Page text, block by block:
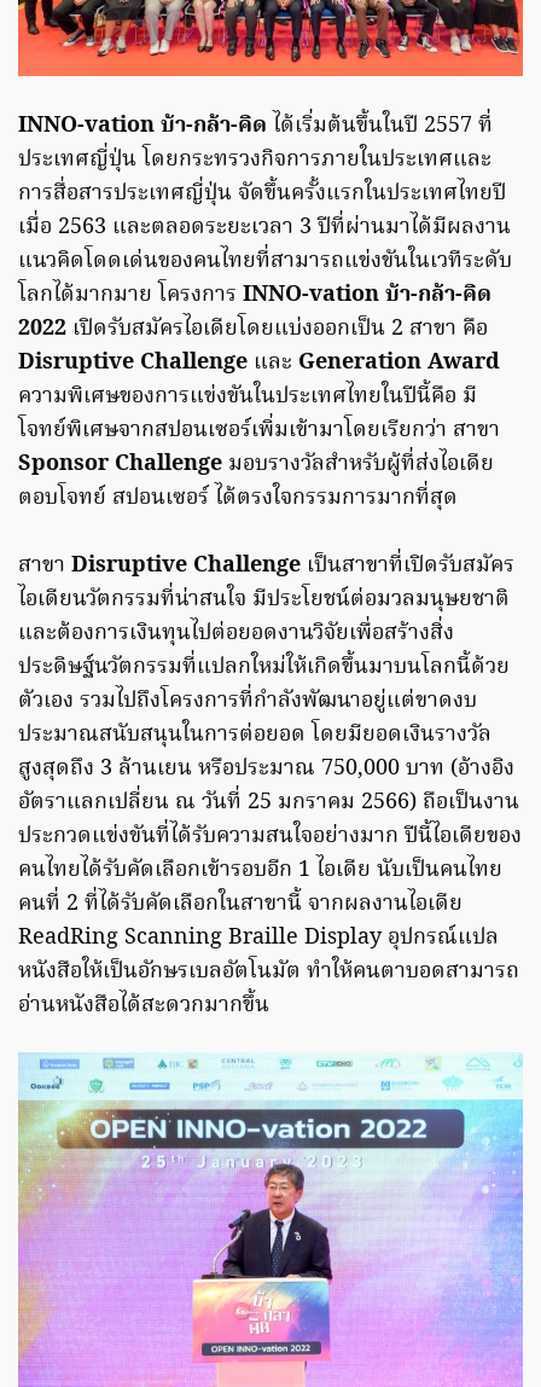
INNO-vation บ้า-กล้า-คิด ได้เริ่มต้นขึ้นในปี 2557 ที่
ประเทศญี่ปุ่น โดยกระทรวงกิจการภายในประเทศและ
การสื่อสารประเทศญี่ปุ่น จัดขึ้นครั้งแรกในประเทศไทยปี
เมื่อ 2563 และตลอดระยะเวลา 3 ปีที่ผ่านมาได้มีผลงาน
แนวคิดโดดเด่นของคนไทยที่สามารถแข่งขันในเวทีระดับ
โลกได้มากมาย โครงการ INNO-vation บ้า-กล้า-คิด
2022 เปิดรับสมัครไอเดียโดยแบ่งออกเป็น 2 สาขา คือ
Disruptive Challenge และ Generation Award
ความพิเศษของการแข่งขันในประเทศไทยในปีนี้คือ มี
โจทย์พิเศษจากสปอนเซอร์เพิ่มเข้ามาโดยเรียกว่า สาขา
Sponsor Challenge มอบรางวัลสำหรับผู้ที่ส่งไอเดีย
ตอบโจทย์ สปอนเซอร์ ได้ตรงใจกรรมการมากที่สุด
สาขา Disruptive Challenge เป็นสาขาที่เปิดรับสมัคร
ไอเดียนวัตกรรมที่น่าสนใจ มีประโยชน์ต่อมวลมนุษยชาติ
และต้องการเงินทุนไปต่อยอดงานวิจัยเพื่อสร้างสิ่ง
ประดิษฐ์นวัตกรรมที่แปลกใหม่ให้เกิดขึ้นมาบนโลกนี้ด้วย
ตัวเอง รวมไปถึงโครงการที่กำลังพัฒนาอยู่แต่ขาดงบ
ประมาณสนับสนุนในการต่อยอด โดยมียอดเงินรางวัล
สูงสุดถึง 3 ล้านเยน หรือประมาณ 750,000 บาท (อ้างอิง
อัตราแลกเปลี่ยน ณ วันที่ 25 มกราคม 2566) ถือเป็นงาน
ประกวดแข่งขันที่ได้รับความสนใจอย่างมาก ปีนี้ไอเดียของ
คนไทยได้รับคัดเลือกเข้ารอบอีก 1 ไอเดีย นับเป็นคนไทย
คนที่ 2 ที่ได้รับคัดเลือกในสาขานี้ จากผลงานไอเดีย
ReadRing Scanning Braille Display อุปกรณ์แปล
หนังสือให้เป็นอักษรเบลอัตโนมัต ทำให้คนตาบอดสามารถ
อ่านหนังสือได้สะดวกมากขึ้น